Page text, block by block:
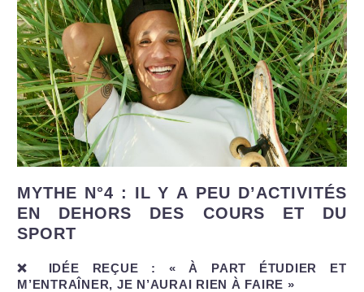
MYTHE N°4 : IL Y A PEU D’ACTIVITÉS
EN DEHORS DES COURS ET DU
SPORT
❌ IDÉE REÇUE : « À PART ÉTUDIER ET
M’ENTRAÎNER, JE N’AURAI RIEN À FAIRE »